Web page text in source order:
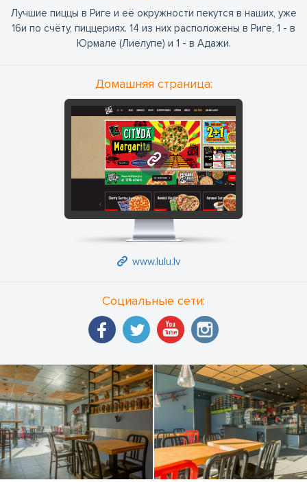
Лучшие пиццы в Риге и её окружности пекутся в наших, уже
16и по счёту, пиццериях. 14 из них расположены в Риге, 1 - в
Юрмале (Лиелупе) и 1 - в Адажи.
Домашняя страница:
www.lulu.lv
www.lulu.lv
Социальные сети: